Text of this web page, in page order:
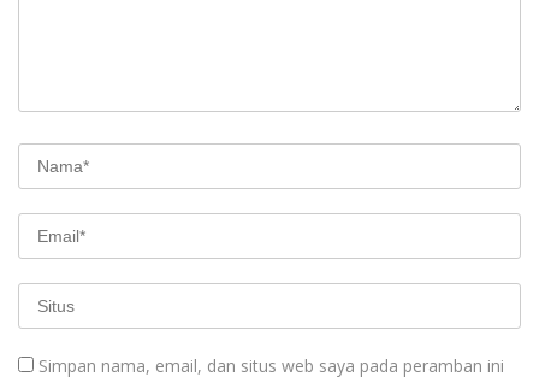
Simpan nama, email, dan situs web saya pada peramban ini